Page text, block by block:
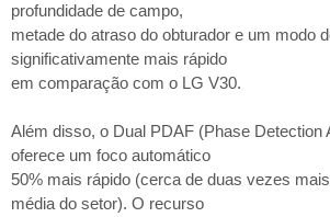
profundidade de campo,
metade do atraso do obturador e um modo
significativamente mais rápido
em comparação com o LG V30.
Além disso, o Dual PDAF (Phase Detection
oferece um foco automático
50% mais rápido (cerca de duas vezes
média do setor). O recurso